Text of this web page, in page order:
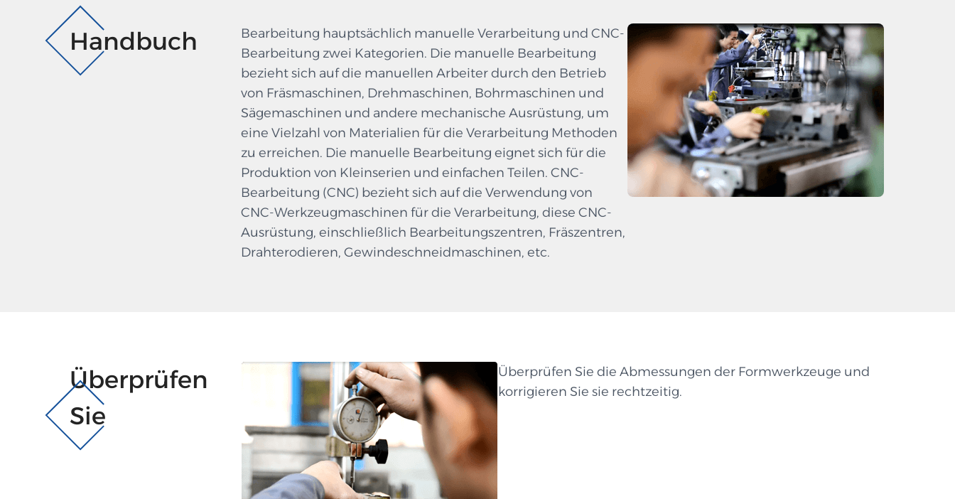
Handbuch
Bearbeitung hauptsächlich manuelle Verarbeitung und CNC-
Bearbeitung zwei Kategorien. Die manuelle Bearbeitung
bezieht sich auf die manuellen Arbeiter durch den Betrieb
von Fräsmaschinen, Drehmaschinen, Bohrmaschinen und
Sägemaschinen und andere mechanische Ausrüstung, um
eine Vielzahl von Materialien für die Verarbeitung Methoden
zu erreichen. Die manuelle Bearbeitung eignet sich für die
Produktion von Kleinserien und einfachen Teilen. CNC-
Bearbeitung (CNC) bezieht sich auf die Verwendung von
CNC-Werkzeugmaschinen für die Verarbeitung, diese CNC-
Ausrüstung, einschließlich Bearbeitungszentren, Fräszentren,
Drahterodieren, Gewindeschneidmaschinen, etc.
Überprüfen
Sie
Überprüfen Sie die Abmessungen der Formwerkzeuge und
korrigieren Sie sie rechtzeitig.